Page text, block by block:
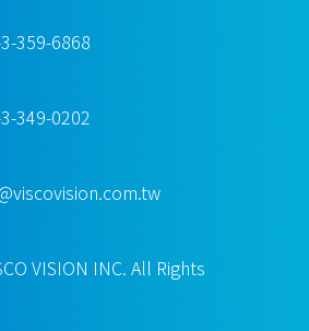
359-6868
349-0202
VISION INC. All Rights